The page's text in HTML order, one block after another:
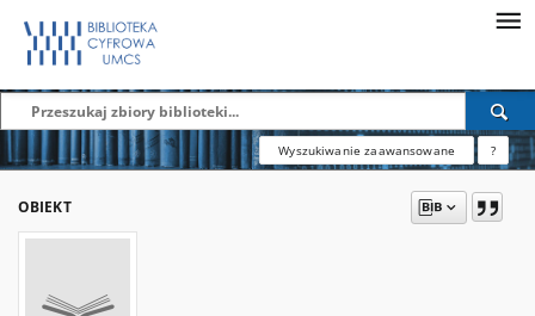
Wyszukiwanie zaawansowane ?
OBIEKT